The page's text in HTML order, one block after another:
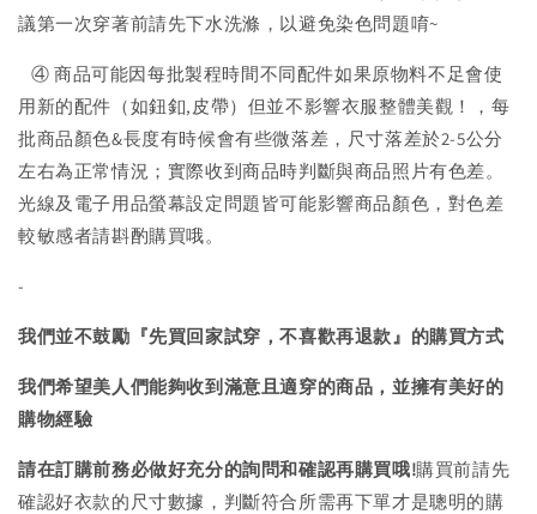
議第一次穿著前請先下水洗滌，以避免染色問題唷~
④ 商品可能因每批製程時間不同配件如果原物料不足會使
用新的配件（如鈕釦,皮帶）但並不影響衣服整體美觀！，每
批商品顏色&長度有時候會有些微落差，尺寸落差於2-5公分
左右為正常情況；實際收到商品時判斷與商品照片有色差。
光線及電子用品螢幕設定問題皆可能影響商品顏色，對色差
較敏感者請斟酌購買哦。
-
我們並不鼓勵『先買回家試穿，不喜歡再退款』的購買方式
我們希望美人們能夠收到滿意且適穿的商品，並擁有美好的
購物經驗
請在訂購前務必做好充分的詢問和確認再購買哦!購買前請先
確認好衣款的尺寸數據，判斷符合所需再下單才是聰明的購